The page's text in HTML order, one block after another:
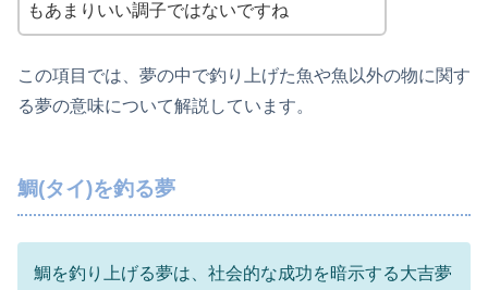
もあまりいい調子ではないですね
この項目では、夢の中で釣り上げた魚や魚以外の物に関す
る夢の意味について解説しています。
鯛(タイ)を釣る夢
鯛を釣り上げる夢は、社会的な成功を暗示する大吉夢